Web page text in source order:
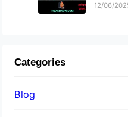
12/06/
Categories
Blog